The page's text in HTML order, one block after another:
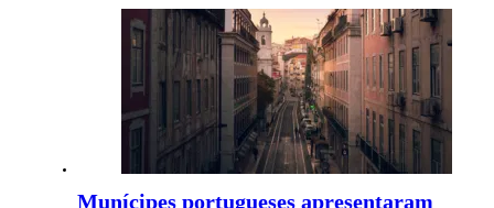
Munícipes portugueses apresentaram